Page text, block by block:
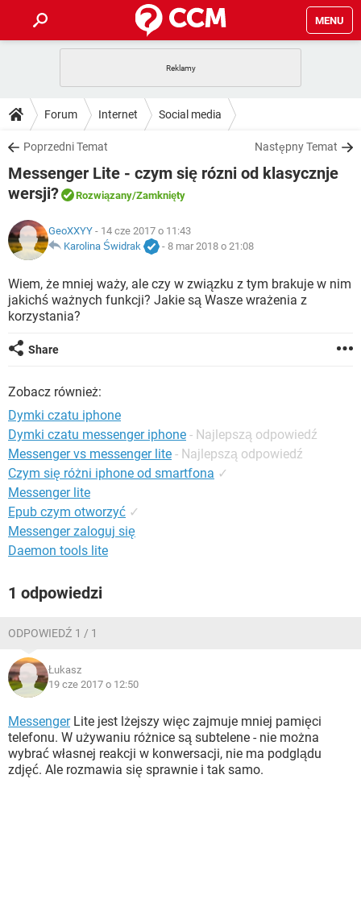
MENU
GRY WHATSAPP
SPOTIFY
INSTAGRAM FACEBOOK
WINDOWS 10
PORADY
PlayStation
SPOTIFY
WINDOWS 10
DO POBRANIA
ANDROID TIKTOK
GRY
IOS
INSTAGRAM
WINDOWS 10
FORUM
GRY WHATSAPP
INSTAGRAM FACEBOOK
WINDOWS 10
ARTYKUŁY
COVID-19
GRY WHATSAPP
SPOTIFY NETFLIX
INSTAGRAM
Forum Internet Social media
Poprzedni Temat Następny Temat
Messenger Lite - czym się rózni od klasycznje
wersji?
Rozwiązany/Zamknięty
GeoXXYY - 14 cze 2017 o 11:43
Karolina Świdrak
- 8 mar 2018 o 21:08
Wiem, że mniej waży, ale czy w związku z tym brakuje w nim
jakichś ważnych funkcji? Jakie są Wasze wrażenia z
korzystania?
Share
Zobacz również:
Dymki czatu iphone
Dymki czatu messenger iphone - Najlepszą odpowiedź
Messenger vs messenger lite - Najlepszą odpowiedź
Czym się różni iphone od smartfona ✓
Messenger lite
Epub czym otworzyć ✓
Messenger zaloguj się
Daemon tools lite
1 odpowiedzi
ODPOWIEDŹ 1 / 1
Łukasz
19 cze 2017 o 12:50
MessengerLite jest lżejszy więc zajmuje mniej pamięci
telefonu. W używaniu różnice są subtelene - nie można
wybrać własnej reakcji w konwersacji, nie ma podglądu
zdjęć. Ale rozmawia się sprawnie i tak samo.